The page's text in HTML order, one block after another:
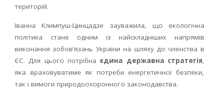
територій.
Іванна Климпуш-Цинцадзе зауважила, що екологічна
політика стане одним із найскладніших напрямів
виконання зобов’язань України на шляху до членства в
ЄС. Для цього потрібна єдина державна стратегія,
яка враховуватиме як потреби енергетичної безпеки,
так і вимоги природоохоронного законодавства.